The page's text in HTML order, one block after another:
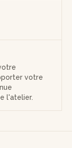
vous pourrez
café.
votre
l'atelier.